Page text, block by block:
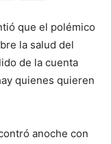
que el polémico
la salud del
de la cuenta
quienes quieren
anoche con